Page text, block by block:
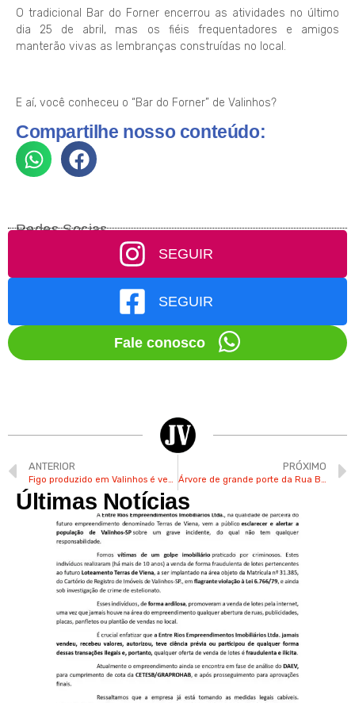
O tradicional Bar do Forner encerrou as atividades no último
dia 25 de abril, mas os fiéis frequentadores e amigos
manterão vivas as lembranças construídas no local.
E aí, você conheceu o “Bar do Forner” de Valinhos?
Compartilhe nosso conteúdo:
Redes Socias
SEGUIR
SEGUIR
Fale conosco
ANTERIOR
Figo produzido em Valinhos é vendido em supermercado do Canadá
PRÓXIMO
Árvore de grande porte da Rua Barão de Mauá em Valinhos começa a ser removida
Últimas Notícias